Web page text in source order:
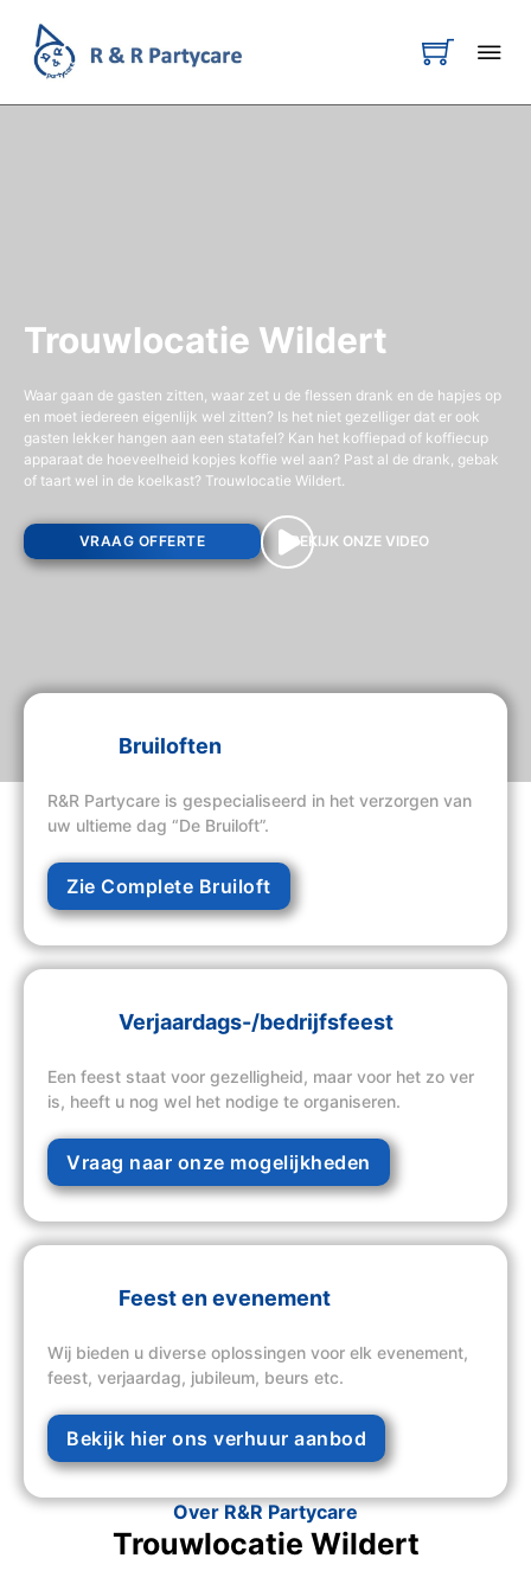
Trouwlocatie Wildert
Waar gaan de gasten zitten, waar zet u de flessen drank en de hapjes op
en moet iedereen eigenlijk wel zitten? Is het niet gezelliger dat er ook
gasten lekker hangen aan een statafel? Kan het koffiepad of koffiecup
apparaat de hoeveelheid kopjes koffie wel aan? Past al de drank, gebak
of taart wel in de koelkast? Trouwlocatie Wildert.
VRAAG OFFERTE BEKIJK ONZE VIDEO
Bruiloften
R&R Partycare is gespecialiseerd in het verzorgen van
uw ultieme dag “De Bruiloft”.
Zie Complete Bruiloft
Verjaardags-/bedrijfsfeest
Een feest staat voor gezelligheid, maar voor het zo ver
is, heeft u nog wel het nodige te organiseren.
Vraag naar onze mogelijkheden
Feest en evenement
Wij bieden u diverse oplossingen voor elk evenement,
feest, verjaardag, jubileum, beurs etc.
Bekijk hier ons verhuur aanbod
Over R&R Partycare
Trouwlocatie Wildert